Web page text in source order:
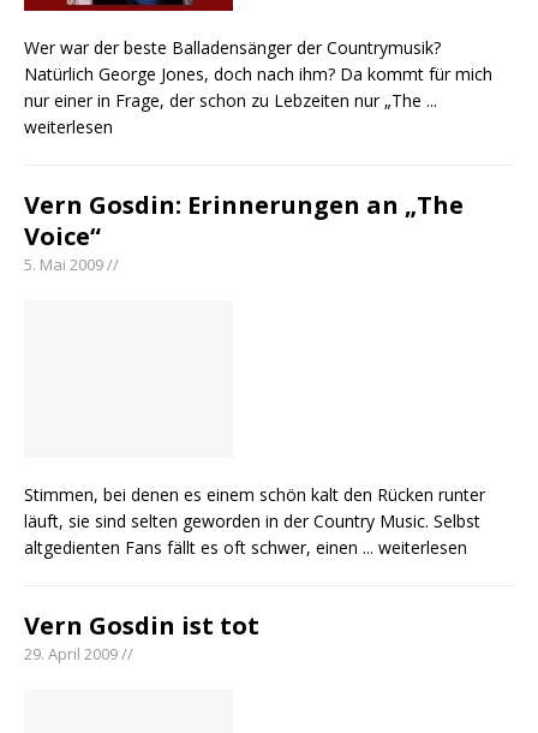
Wer war der beste Balladensänger der Countrymusik?
Natürlich George Jones, doch nach ihm? Da kommt für mich
nur einer in Frage, der schon zu Lebzeiten nur „The ...
weiterlesen
Vern Gosdin: Erinnerungen an „The
Voice“
5. Mai 2009 //
Stimmen, bei denen es einem schön kalt den Rücken runter
läuft, sie sind selten geworden in der Country Music. Selbst
altgedienten Fans fällt es oft schwer, einen ... weiterlesen
Vern Gosdin ist tot
29. April 2009 //